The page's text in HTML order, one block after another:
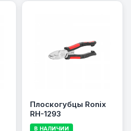
Плоскогубцы Ronix
RH-1293
В НАЛИЧИИ